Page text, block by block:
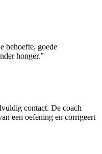
behoefte, goede
honger.”
contact. De coach
een oefening en corrigeert